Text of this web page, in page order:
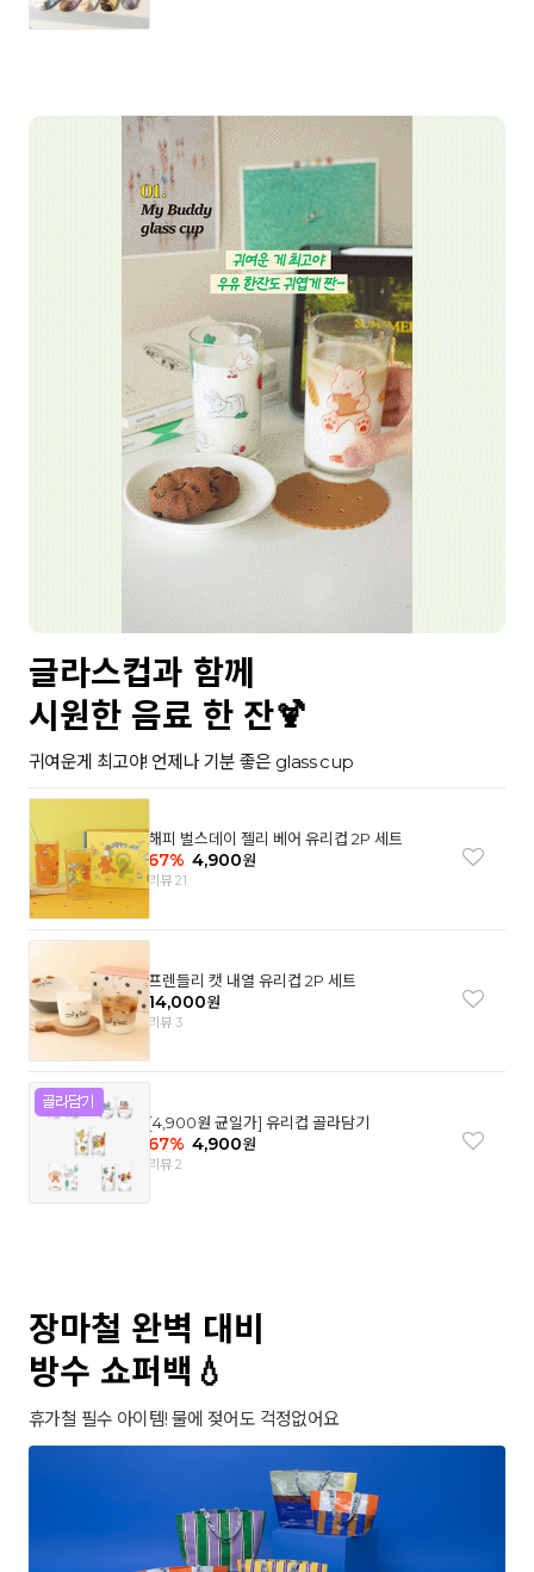
글라스컵과 함께
시원한 음료 한 잔🍹
귀여운게 최고야! 언제나 기분 좋은 glass cup
해피 벌스데이 젤리 베어 유리컵 2P 세트
67% 4,900원
리뷰 21
프렌들리 캣 내열 유리컵 2P 세트
14,000원
리뷰 3
[4,900원 균일가] 유리컵 골라담기
67% 4,900원
리뷰 2
장마철 완벽 대비
방수 쇼퍼백💧
휴가철 필수 아이템! 물에 젖어도 걱정없어요